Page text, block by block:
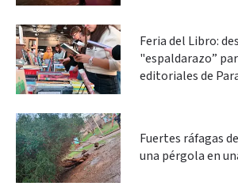
Feria del Libro:
"espaldarazo”
editoriales de
Fuertes ráfagas
una pérgola en